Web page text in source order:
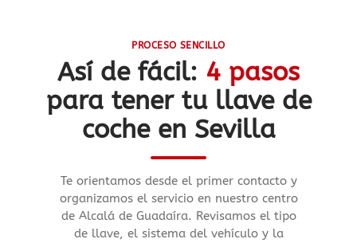
PROCESO SENCILLO
Así de fácil: 4 pasos
para tener tu llave de
coche en Sevilla
Te orientamos desde el primer contacto y
organizamos el servicio en nuestro centro
de Alcalá de Guadaíra. Revisamos el tipo
de llave, el sistema del vehículo y la